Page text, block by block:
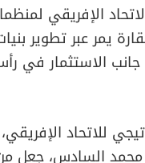
الإفريقي
يمر عبر تطوير
الاستثمار في
للاتحاد
السادس، جعل من